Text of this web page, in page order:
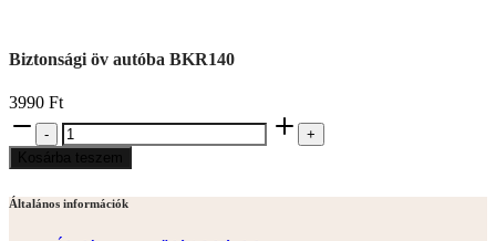
Biztonsági öv autóba BKR140
3990 Ft
-
Biztonsági
öv
autóba
mennyiség
+
Kosárba teszem
Általános információk